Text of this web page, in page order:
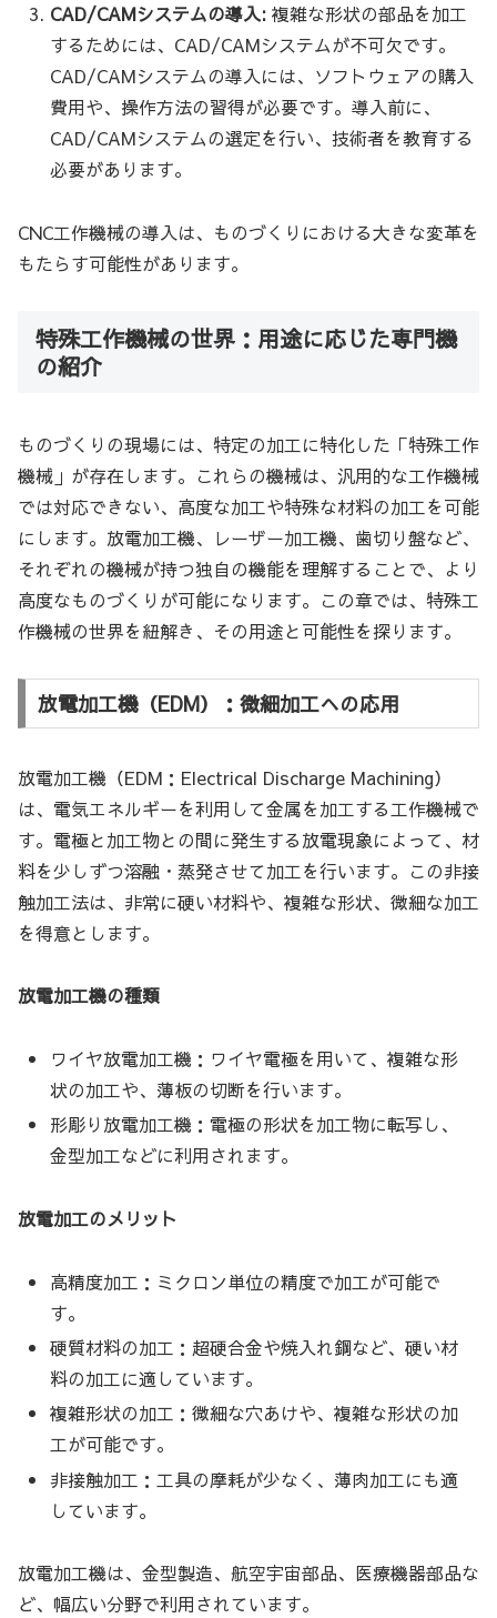
CAD/CAMシステムの導入: 複雑な形状の部品を加工
するためには、CAD/CAMシステムが不可欠です。
CAD/CAMシステムの導入には、ソフトウェアの購入
費用や、操作方法の習得が必要です。導入前に、
CAD/CAMシステムの選定を行い、技術者を教育する
必要があります。
CNC工作機械の導入は、ものづくりにおける大きな変革を
もたらす可能性があります。
特殊工作機械の世界：用途に応じた専門機
の紹介
ものづくりの現場には、特定の加工に特化した「特殊工作
機械」が存在します。これらの機械は、汎用的な工作機械
では対応できない、高度な加工や特殊な材料の加工を可能
にします。放電加工機、レーザー加工機、歯切り盤など、
それぞれの機械が持つ独自の機能を理解することで、より
高度なものづくりが可能になります。この章では、特殊工
作機械の世界を紐解き、その用途と可能性を探ります。
放電加工機（EDM）：微細加工への応用
放電加工機（EDM：Electrical Discharge Machining）
は、電気エネルギーを利用して金属を加工する工作機械で
す。電極と加工物との間に発生する放電現象によって、材
料を少しずつ溶融・蒸発させて加工を行います。この非接
触加工法は、非常に硬い材料や、複雑な形状、微細な加工
を得意とします。
放電加工機の種類
ワイヤ放電加工機：ワイヤ電極を用いて、複雑な形
状の加工や、薄板の切断を行います。
形彫り放電加工機：電極の形状を加工物に転写し、
金型加工などに利用されます。
放電加工のメリット
高精度加工：ミクロン単位の精度で加工が可能で
す。
硬質材料の加工：超硬合金や焼入れ鋼など、硬い材
料の加工に適しています。
複雑形状の加工：微細な穴あけや、複雑な形状の加
工が可能です。
非接触加工：工具の摩耗が少なく、薄肉加工にも適
しています。
放電加工機は、金型製造、航空宇宙部品、医療機器部品な
ど、幅広い分野で利用されています。